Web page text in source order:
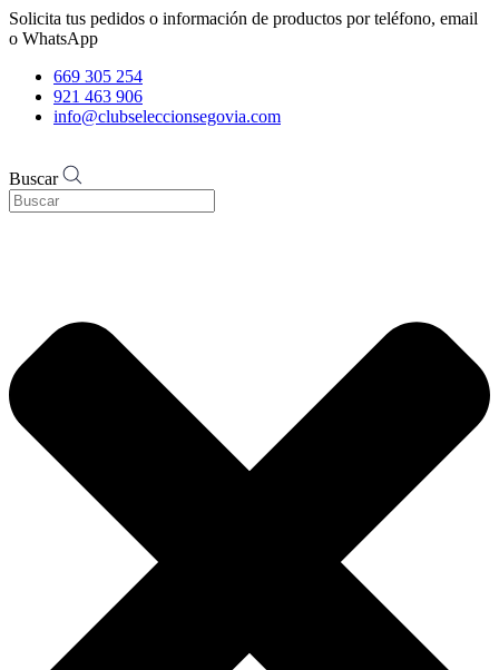
Solicita tus pedidos o información de productos por teléfono, email
o WhatsApp
669 305 254
921 463 906
info@clubseleccionsegovia.com
Buscar